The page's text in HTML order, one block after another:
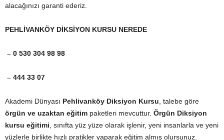
alacağınızı garanti ederiz.
PEHLİVANKÖY DİKSİYON KURSU NEREDE
– 0 530 304 98 98
– 444 33 07
Akademi Dünyası Pehlivanköy Diksiyon Kursu, talebe göre
örgün ve uzaktan eğitim paketleri mevcuttur. Örgün Diksiyon
kursu eğitimi, sınıfta yüz yüze olarak işlenir, yeni insanlarla ve yeni
yüzlerle birlikte hızlı pratikler yaparak eğitim almış olursunuz.